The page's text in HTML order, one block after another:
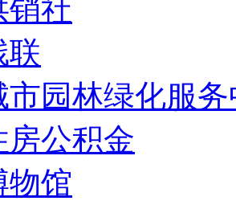
销社
联
市园林绿化服
房公积金
物馆